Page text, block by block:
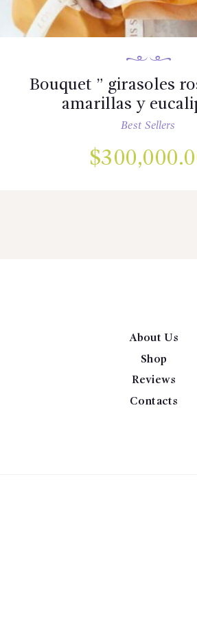
Bouquet ” girasoles
amarillas y
Best Sellers
$
About Us
Shop
Reviews
Contacts